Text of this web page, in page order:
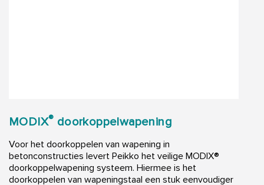
MODIX® doorkoppelwapening
Voor het doorkoppelen van wapening in
betonconstructies levert Peikko het veilige MODIX®
doorkoppelwapening systeem. Hiermee is het
doorkoppelen van wapeningstaal een stuk eenvoudiger